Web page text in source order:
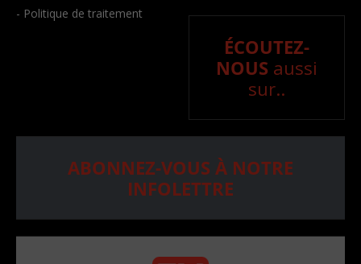
- Politique de traitement
ÉCOUTEZ-
NOUS aussi
sur..
ABONNEZ-VOUS À NOTRE
INFOLETTRE